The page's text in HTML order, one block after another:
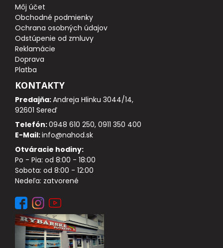
Môj účet
Obchodné podmienky
Ochrana osobných údajov
Odstúpenie od zmluvy
Reklamácie
Doprava
Platba
KONTAKTY
Predajňa:Andreja Hlinku 3044/14,
92601 Sereď
Telefón:0948 610 250, 0911 350 400
E-Mail:info@nahod.sk
Otváracie hodiny:
Po - Pia: od 8:00 - 18:00
Sobota: od 8:00 - 12:00
Nedeľa: zatvorené
NÁHRADNÉ CIEVKY
DOPLNKY K NAVIJAKOM
BIŽUTÉRIA
VLASCE, ŠNÚRY, PLETENKY
HÁČIKY
OBRATLÍKY A KARABÍNKY
MONTÁŽE A KLIPY
hotové náväzce
HADIČKY, PREVLEKY, ROVNÁTKA